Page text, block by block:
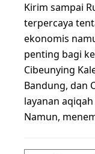
Kirim sampai
terpercaya
ekonomis
penting bagi
Cibeunying
Bandung, dan
layanan
Namun,